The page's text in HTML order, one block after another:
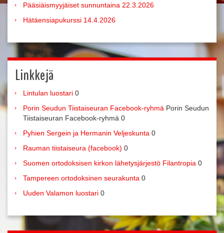
Pääsiäismyyjäiset sunnuntaina 22.3.2026
Hätäensiapukurssi 14.4.2026
Linkkejä
Lintulan luostari 0
Porin Seudun Tiistaiseuran Facebook-ryhmä Porin Seudun
Tiistaiseuran Facebook-ryhmä 0
Pyhien Sergein ja Hermanin Veljeskunta 0
Rauman tiistaiseura (facebook) 0
Suomen ortodoksisen kirkon lähetysjärjestö Filantropia 0
Tampereen ortodoksinen seurakunta 0
Uuden Valamon luostari 0